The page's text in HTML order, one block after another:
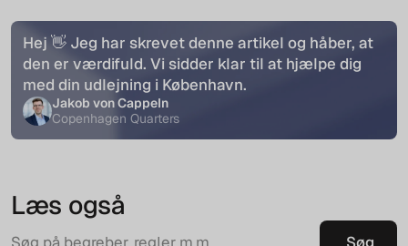
Hej 👋 Jeg har skrevet denne artikel og håber, at
den er værdifuld. Vi sidder klar til at hjælpe dig
med din udlejning i København.
Jakob von Cappeln
Copenhagen Quarters
Læs også